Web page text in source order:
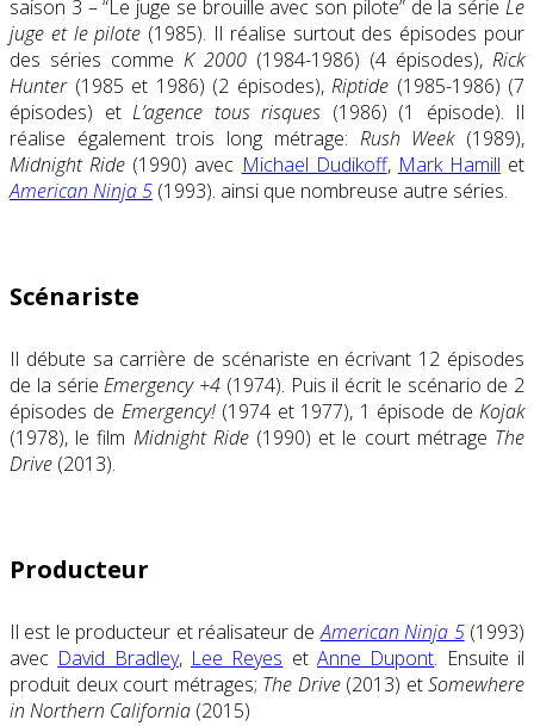
saison 3 – “Le juge se brouille avec son pilote” de la série Le
juge et le pilote (1985). Il réalise surtout des épisodes pour
des séries comme K 2000 (1984-1986) (4 épisodes), Rick
Hunter(1985 et 1986) (2 épisodes), Riptide (1985-1986) (7
épisodes) et L’agence tous risques (1986) (1 épisode). Il
réalise également trois long métrage: Rush Week(1989),
Midnight Ride (1990) avec Michael Dudikoff, Mark Hamill et
American Ninja 5 (1993). ainsi que nombreuse autre séries.
Scénariste
Il débute sa carrière de scénariste en écrivant 12 épisodes
de la sérieEmergency +4 (1974). Puis il écrit le scénario de 2
épisodes de Emergency!(1974 et 1977), 1 épisode deKojak
(1978), le film Midnight Ride(1990) et le court métrage The
Drive (2013).
Producteur
Il est le producteur et réalisateur deAmerican Ninja 5(1993)
avec David Bradley, Lee Reyes etAnne Dupont. Ensuite il
produit deux court métrages; The Drive(2013) etSomewhere
in Northern California (2015)